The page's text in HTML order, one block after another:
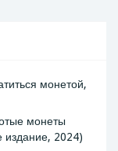
монетой,
монеты
издание, 2024)